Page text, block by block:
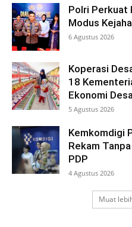
Polri Perkuat
Modus
6 Agustus 2026
Koperasi
18
Ekonomi
5 Agustus 2026
Kemkomdigi
Rekam
PDP
4 Agustus 2026
Muat